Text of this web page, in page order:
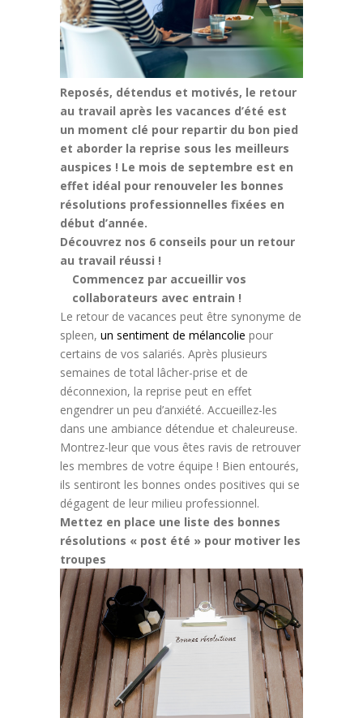
Reposés, détendus et motivés, le retour
au travail après les vacances d’été est
un moment clé pour repartir du bon pied
et aborder la reprise sous les meilleurs
auspices ! Le mois de septembre est en
effet idéal pour renouveler les bonnes
résolutions professionnelles fixées en
début d’année.
Découvrez nos 6 conseils pour un retour
au travail réussi !
Commencez par accueillir vos
collaborateurs avec entrain !
Le retour de vacances peut être synonyme de
spleen, un sentiment de mélancolie pour
certains de vos salariés. Après plusieurs
semaines de total lâcher-prise et de
déconnexion, la reprise peut en effet
engendrer un peu d’anxiété. Accueillez-les
dans une ambiance détendue et chaleureuse.
Montrez-leur que vous êtes ravis de retrouver
les membres de votre équipe ! Bien entourés,
ils sentiront les bonnes ondes positives qui se
dégagent de leur milieu professionnel.
Mettez en place une liste des bonnes
résolutions « post été » pour motiver les
troupes